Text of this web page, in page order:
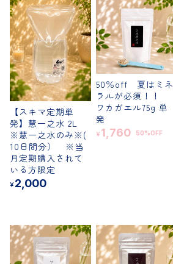
【スキマ定期単
発】慧一之水 2L
※慧一之水のみ※(
10日間分） ※当
月定期購入されて
いる方限定
¥ 2,000
50％off 夏はミネ
ラルが必須！！
ワカガエル75g 単
発
¥ 1,760 50%OFF